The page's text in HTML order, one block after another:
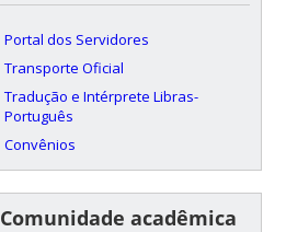
Portal dos Servidores
Transporte Oficial
Tradução e Intérprete Libras-
Português
Convênios
Comunidade acadêmica